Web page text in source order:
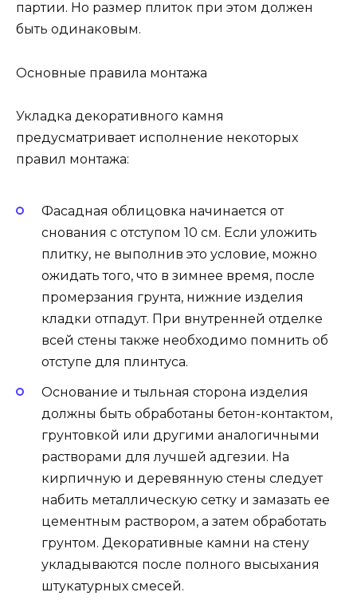
партии. Но размер плиток при этом должен
быть одинаковым.
Основные правила монтажа
Укладка декоративного камня
предусматривает исполнение некоторых
правил монтажа:
Фасадная облицовка начинается от
снования с отступом 10 см. Если уложить
плитку, не выполнив это условие, можно
ожидать того, что в зимнее время, после
промерзания грунта, нижние изделия
кладки отпадут. При внутренней отделке
всей стены также необходимо помнить об
отступе для плинтуса.
Основание и тыльная сторона изделия
должны быть обработаны бетон-контактом,
грунтовкой или другими аналогичными
растворами для лучшей адгезии. На
кирпичную и деревянную стены следует
набить металлическую сетку и замазать ее
цементным раствором, а затем обработать
грунтом. Декоративные камни на стену
укладываются после полного высыхания
штукатурных смесей.